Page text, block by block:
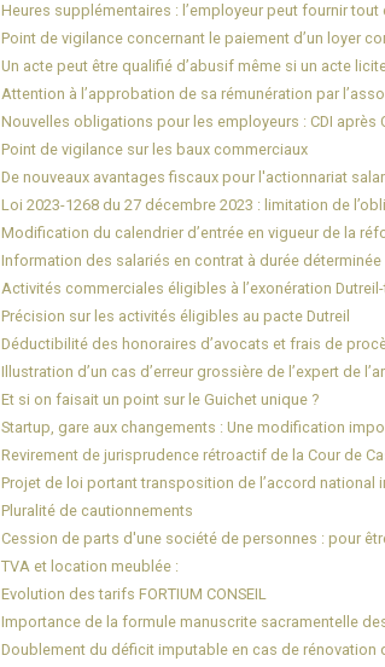
Heures supplémentaires : l’employeur peut fournir tout
Point de vigilance concernant le paiement d’un loyer
Un acte peut être qualifié d’abusif même si un acte
Attention à l’approbation de sa rémunération par
Nouvelles obligations pour les employeurs : CDI après
Point de vigilance sur les baux commerciaux
De nouveaux avantages fiscaux pour l'actionnariat
Loi 2023-1268 du 27 décembre 2023 : limitation de
Modification du calendrier d’entrée en vigueur de la
Information des salariés en contrat à durée
Activités commerciales éligibles à l’exonération
Précision sur les activités éligibles au pacte Dutreil
Déductibilité des honoraires d’avocats et frais de
Illustration d’un cas d’erreur grossière de l’expert de
Et si on faisait un point sur le Guichet unique ?
Startup, gare aux changements : Une modification
Revirement de jurisprudence rétroactif de la Cour de
Projet de loi portant transposition de l’accord national
Pluralité de cautionnements
Cession de parts d'une société de personnes : pour
TVA et location meublée :
Evolution des tarifs FORTIUM CONSEIL
Importance de la formule manuscrite sacramentelle
Doublement du déficit imputable en cas de rénovation